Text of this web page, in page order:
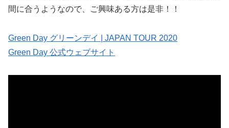
間に合うようなので、ご興味ある方は是非！！
Green Day グリーンデイ | JAPAN TOUR 2020
Green Day 公式ウェブサイト